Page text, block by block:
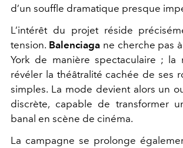
d’un souffle dramatique presque
L’intérêt du projet réside
tension. Balenciagane cherche pas
York de manière spectaculaire ; la
révéler la théâtralité cachée de ses
simples. La mode devient alors un
discrète, capable de transformer
banal en scène de cinéma.
La campagne se prolonge